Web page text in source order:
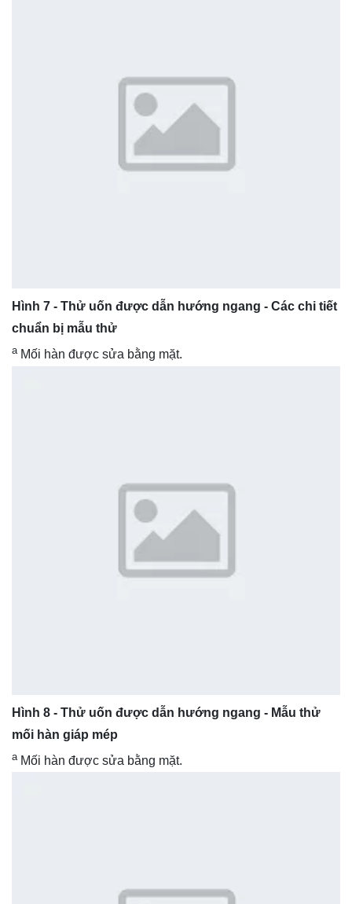
Hình 7 - Thử uốn được dẫn hướng ngang - Các chi tiết
chuẩn bị mẫu thử
aMối hàn được sửa bằng mặt.
Hình 8 - Thử uốn được dẫn hướng ngang - Mẫu thử
mối hàn giáp mép
aMối hàn được sửa bằng mặt.